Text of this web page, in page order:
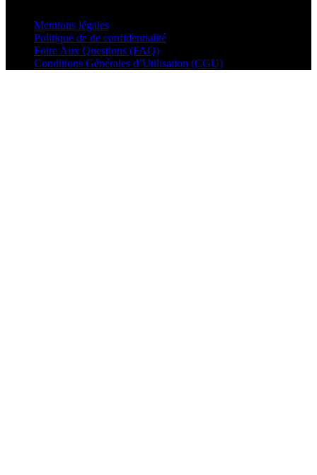
Mentions légales
Politique de de confidentialité
Foire Aux Questions (FAQ)
Conditions Générales d’Utilisation (CGU)